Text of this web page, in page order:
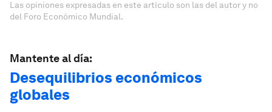
Las opiniones expresadas en este artículo son las del autor y no
del Foro Económico Mundial.
Mantente al día:
Desequilibrios económicos
globales